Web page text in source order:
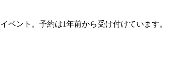
ント。予約は1年前から受け付けています。